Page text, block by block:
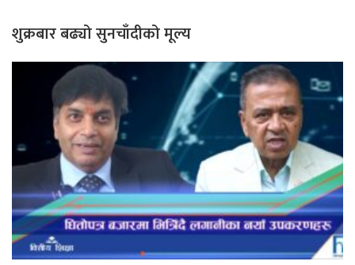
शुक्रबार बढ्यो सुनचाँदीको मूल्य